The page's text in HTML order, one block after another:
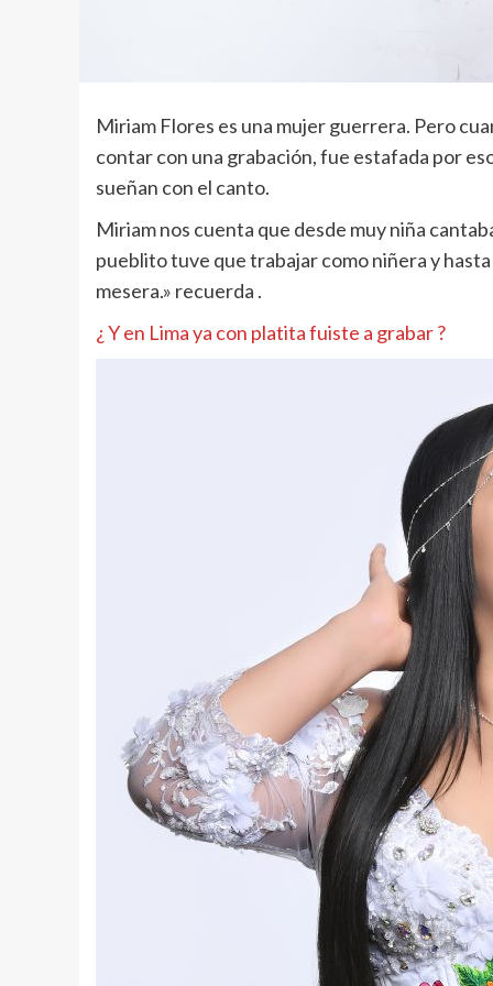
Miriam Flores es una mujer guerrera. Pero
contar con una grabación, fue estafada por
sueñan con el canto.
Miriam nos cuenta que desde muy niña
pueblito tuve que trabajar como niñera y
mesera.» recuerda .
¿ Y en Lima ya con platita fuiste a grabar ?